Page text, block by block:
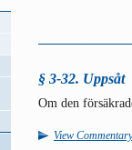
§ 3-32. Uppsåt
Om den
View Commentary